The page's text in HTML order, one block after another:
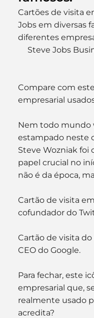
Cartões de visita
Jobs em diversas
diferentes
Steve Jobs
Compare com
empresarial
Nem todo mundo
estampado neste
Steve Wozniak foi
papel crucial no
não é da época,
Cartão de visita
cofundador do
Cartão de visita
CEO do Google.
Para fechar, este
empresarial que,
realmente usado
acredita?